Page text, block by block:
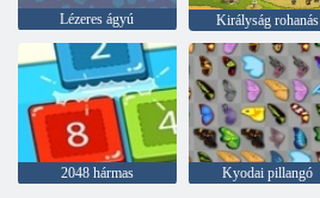
Lézeres ágyú Királyság rohanás
2048 hármas Kyodai pillangó